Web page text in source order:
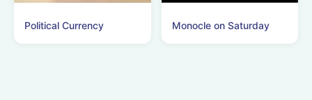
Political Currency Monocle on Saturday